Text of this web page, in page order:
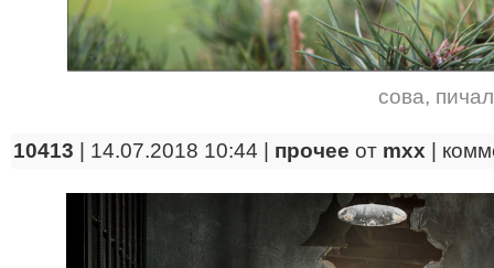
сова,
10413 | 14.07.2018 10:44 | прочее от mxx